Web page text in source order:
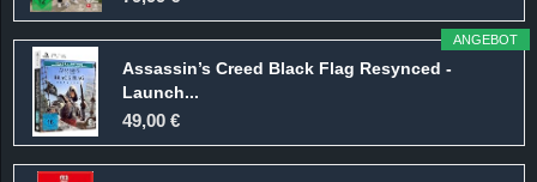
ANGEBOT
Assassin’s Creed Black Flag Resynced -
Launch...
49,00 €